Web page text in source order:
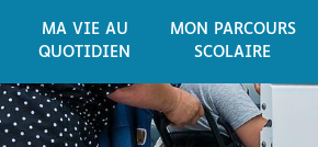
MA VIE AU
QUOTIDIEN
MON PARCOURS
SCOLAIRE